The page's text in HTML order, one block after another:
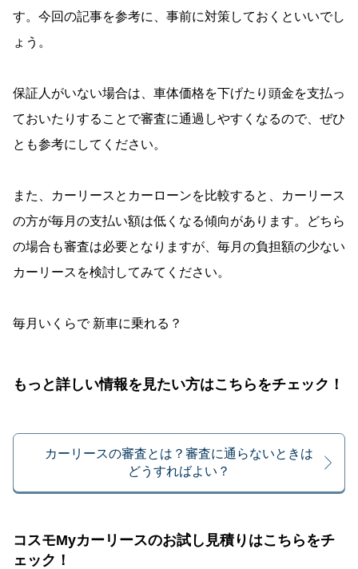
す。今回の記事を参考に、事前に対策しておくといいでし
ょう。
保証人がいない場合は、車体価格を下げたり頭金を支払っ
ておいたりすることで審査に通過しやすくなるので、ぜひ
とも参考にしてください。
また、カーリースとカーローンを比較すると、カーリース
の方が毎月の支払い額は低くなる傾向があります。どちら
の場合も審査は必要となりますが、毎月の負担額の少ない
カーリースを検討してみてください。
毎月いくらで 新車に乗れる？
もっと詳しい情報を見たい方はこちらをチェック！
カーリースの審査とは？審査に通らないときは
どうすればよい？
コスモMyカーリースのお試し見積りはこちらをチ
ェック！